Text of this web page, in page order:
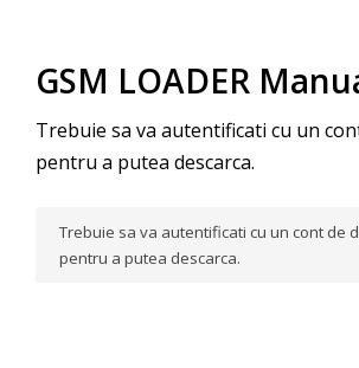
GSM LOADER
Trebuie sa va autentificati cu un
pentru a putea descarca.
Trebuie sa va autentificati cu un cont de
pentru a putea descarca.